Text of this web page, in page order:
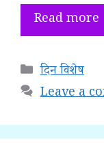
Read more
Categories
दिन विशेष
Leave a